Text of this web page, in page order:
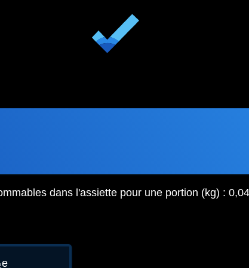
dans l'assiette pour une portion (kg) : 0,04